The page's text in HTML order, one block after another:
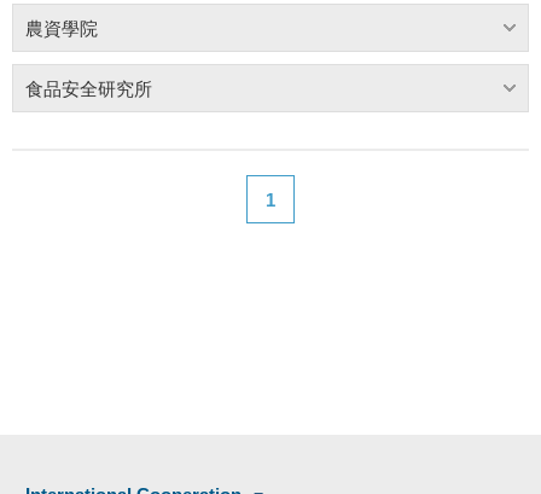
農資學院
食品安全研究所
1